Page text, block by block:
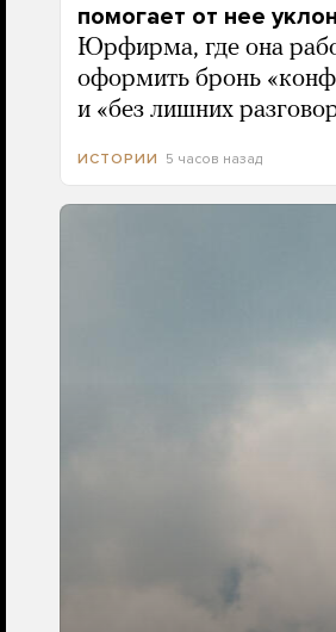
помогает от нее
Юрфирма, где она
оформить бронь
и «без лишних
ИСТОРИИ 5 часов назад